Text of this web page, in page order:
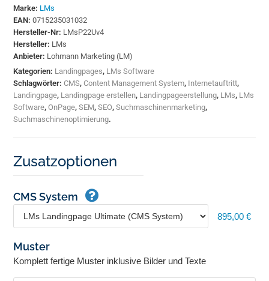
Marke: LMs
EAN:0715235031032
Hersteller-Nr: LMsP22Uv4
Hersteller: LMs
Anbieter: Lohmann Marketing (LM)
Kategorien: Landingpages, LMs Software
Schlagwörter:CMS,Content Management System, Internetauftritt,
Landingpage, Landingpage erstellen, Landingpageerstellung, LMs, LMs
Software,OnPage,SEM,SEO,Suchmaschinenmarketing,
Suchmaschinenoptimierung.
Zusatzoptionen
CMS System
895,00 €
Muster
Komplett fertige Muster inklusive Bilder und Texte